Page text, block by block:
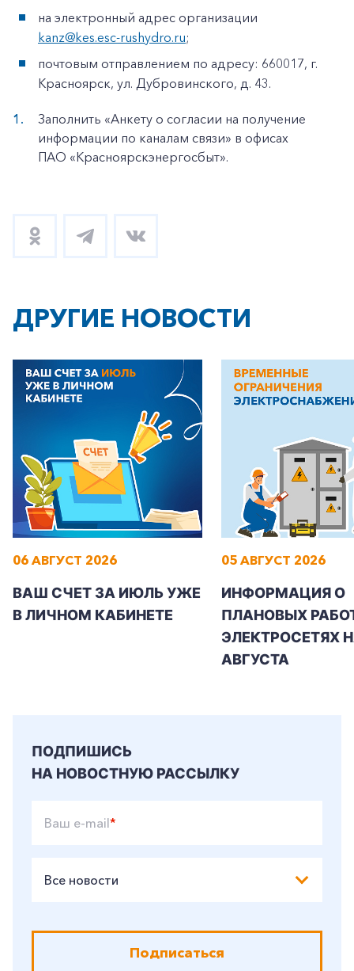
на электронный адрес организации
kanz@kes.esc-rushydro.ru;
почтовым отправлением по адресу: 660017, г.
Красноярск, ул. Дубровинского, д. 43.
Заполнить «Анкету о согласии на получение
информации по каналам связи» в офисах
ПАО «Красноярскэнергосбыт».
ДРУГИЕ НОВОСТИ
06 АВГУСТ 2026
ВАШ СЧЕТ ЗА ИЮЛЬ УЖЕ
В ЛИЧНОМ КАБИНЕТЕ
05 АВГУСТ 2026
ИНФОРМАЦИЯ О
ПЛАНОВЫХ
ЭЛЕКТРОСЕТЯХ
АВГУСТА
ПОДПИШИСЬ
НА НОВОСТНУЮ РАССЫЛКУ
Ваш e-mail*
Все новости
Подписаться